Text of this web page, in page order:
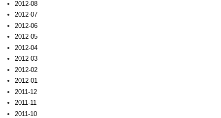
2012-08
2012-07
2012-06
2012-05
2012-04
2012-03
2012-02
2012-01
2011-12
2011-11
2011-10